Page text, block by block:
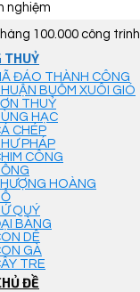
nghiệm
100.000 công trình
THUỶ
ĐÁO THÀNH CÔNG
BUỒM XUÔI GIÓ
THUỶ
HẠC
CHÉP
PHÁP
CÔNG
HOÀNG
QUÝ
BÀNG
DÊ
GÀ
TRE
ĐỀ